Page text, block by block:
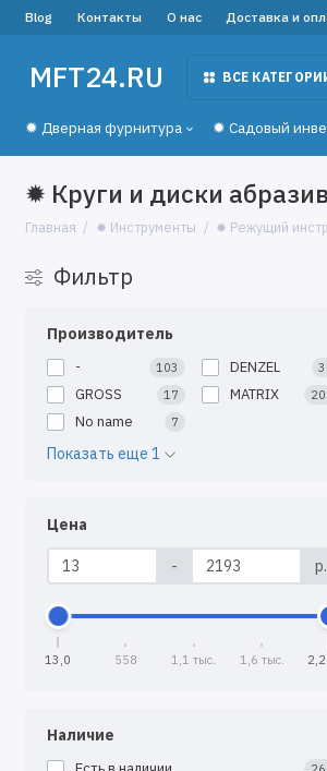
Blog Контакты О нас Доставка и
MFT24.RU ВСЕ
✹ Дверная фурнитура ✹ Садовый
✹ Круги и диски
Главная ✹ Инструменты ✹ Режущий
Фильтр
Производитель
- 103 DENZEL
GROSS 17 MATRIX
No name 7
Показать еще 1
Цена
- р.
13,0 558 1,1 тыс. 1,6 тыс.
Наличие